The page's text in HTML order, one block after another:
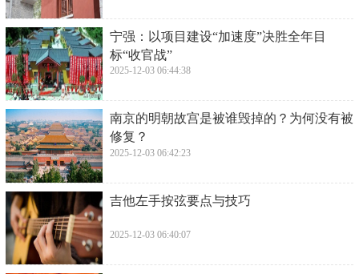
​宁强：以项目建设“加速度”决胜全年目
标“收官战”
2025-12-03 06:44:38
​南京的明朝故宫是被谁毁掉的？为何没有被
修复？
2025-12-03 06:42:23
​吉他左手按弦要点与技巧
2025-12-03 06:40:07